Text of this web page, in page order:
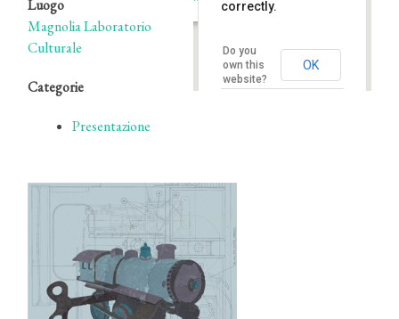
correctly.
Do you
own this
website?
OK
Luogo
Magnolia Laboratorio
Culturale
Categorie
Presentazione